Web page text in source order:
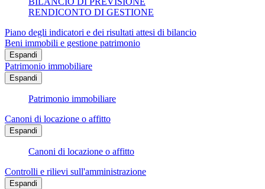
RENDICONTO DI GESTIONE
Piano degli indicatori e dei risultati attesi di bilancio
Beni immobili e gestione patrimonio
Espandi
Patrimonio immobiliare
Espandi
Patrimonio immobiliare
Canoni di locazione o affitto
Espandi
Canoni di locazione o affitto
Controlli e rilievi sull'amministrazione
Espandi